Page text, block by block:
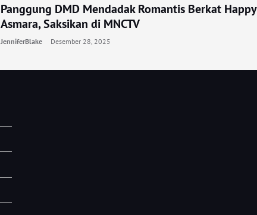
Panggung DMD Mendadak Romantis Berkat Happy
Asmara, Saksikan di MNCTV
JenniferBlake Desember 28, 2025